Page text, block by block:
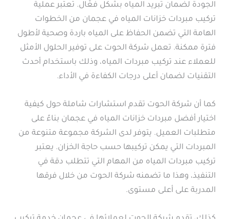
الجودة لضمان تبريد المياه بشكل فعّال. تعتبر عملية
تركيب مبردات خزانات المياه في عجمان من الخطوات
الهامة التي تضمن الحفاظ على المياه باردة وصحية لأطول
فترة ممكنة. تعمل شركة الحوت على توفير الحلول الأمثل
للعملاء عند تركيب مبردات المياه، وذلك باستخدام أحدث
التقنيات لضمان أعلى درجات الكفاءة في الأداء.
كما أن شركة الحوت تقدم استشارات شاملة حول كيفية
اختيار أفضل مبردات خزانات المياه في عجمان بناءً على
متطلبات العميل. يتوفر لدى الشركة مجموعة متنوعة من
المبردات التي يمكن تركيبها حسب حاجة الخزان. يعتبر
تركيب مبردات المياه من المهام التي تتطلب دقة في
التنفيذ، وهذا ما تضمنه شركة الحوت من خلال فرقها
المدربة على أعلى مستوى.